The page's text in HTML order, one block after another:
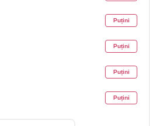
Puțini
Puțini
Puțini
Puțini